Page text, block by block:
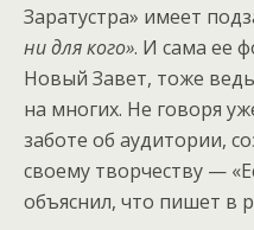
Заратустра» имеет
ни для кого». И сама ее
Новый Завет, тоже ведь
на многих. Не говоря
заботе об аудитории,
своему творчеству —
объяснил, что пишет в